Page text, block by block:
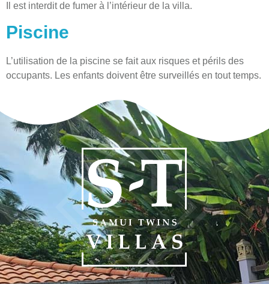
Il est interdit de fumer à l’intérieur de la villa.
Piscine
L’utilisation de la piscine se fait aux risques et périls des
occupants. Les enfants doivent être surveillés en tout temps.